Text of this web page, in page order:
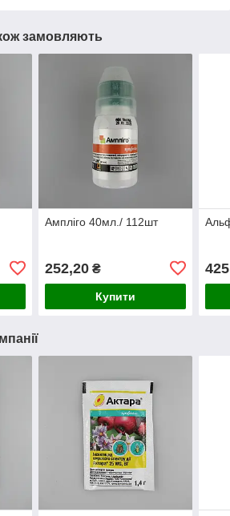
замовляють
Ампліго 40мл./ 112шт
252,20₴
Купити
425